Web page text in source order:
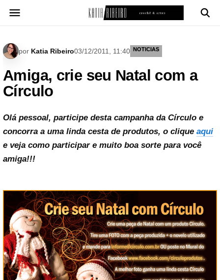
para
por Katia Ribeiro03/12/2011, 11:40 NOTICIAS
Amiga, crie seu Natal com a
Círculo
Olá pessoal, participe desta campanha da Círculo e
concorra a uma linda cesta de produtos, o clique aqui
e veja como participar e muito boa sorte para você
amiga!!!